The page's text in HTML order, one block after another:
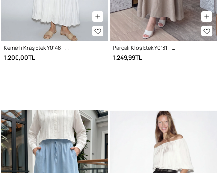
Kemerli Kraş Etek Y0148 - BEYAZ
1.200,00TL
Parçalı Kloş Etek Y0131 - TAŞ RENGİ
1.249,99TL